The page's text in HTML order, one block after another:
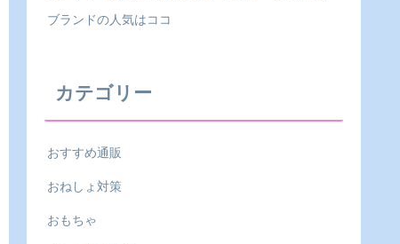
ブランドの人気はココ
カテゴリー
おすすめ通販
おねしょ対策
おもちゃ